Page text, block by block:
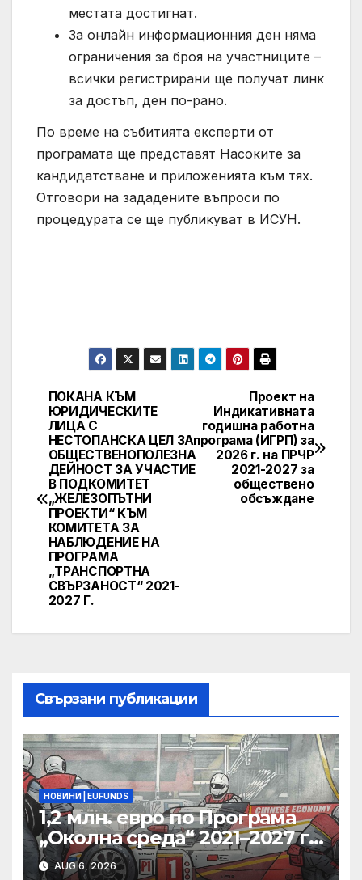
местата достигнат.
За онлайн информационния ден няма
ограничения за броя на участниците –
всички регистрирани ще получат линк
за достъп, ден по-рано.
По време на събитията експерти от
програмата ще представят Насоките за
кандидатстване и приложенията към тях.
Отговори на зададените въпроси по
процедурата се ще публикуват в ИСУН.
Post
navigation
Проект на
Индикативната
годишна работна
програма (ИГРП) за
2026 г. на ПРЧР
2021-2027 за
обществено
обсъждане
ПОКАНА КЪМ
ЮРИДИЧЕСКИТЕ
ЛИЦА С
НЕСТОПАНСКА ЦЕЛ ЗА
ОБЩЕСТВЕНОПОЛЕЗНА
ДЕЙНОСТ ЗА УЧАСТИЕ
В ПОДКОМИТЕТ
„ЖЕЛЕЗОПЪТНИ
ПРОЕКТИ“ КЪМ
КОМИТЕТА ЗА
НАБЛЮДЕНИЕ НА
ПРОГРАМА
„ТРАНСПОРТНА
СВЪРЗАНОСТ“ 2021-
2027 Г.
Свързани публикации
НОВИНИ | EUFUNDS
1,2 млн. евро по Програма
„Околна среда“ 2021–2027 г.
ще бъдат инвестирани за
AUG 6, 2026